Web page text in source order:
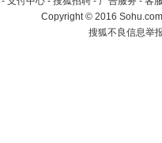
Copyright©2016
搜狐不良信息举